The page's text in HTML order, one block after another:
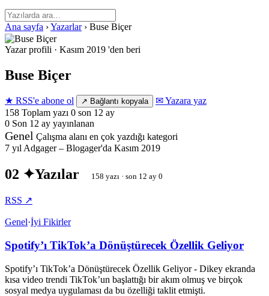
Ana sayfa ›Yazarlar › Buse Biçer
Yazar profili · Kasım 2019 'den beri
Buse Biçer
★ RSS'e abone ol ↗ Bağlantı kopyala
✉ Yazara yaz
158 Toplam yazı 0 son 12 ay
0 Son 12 ay yayınlanan
Genel Çalışma alanı en çok yazdığı kategori
7 yılAdgager – Blogager'da Kasım 2019
02 ✦Yazılar 158 yazı · son 12 ay 0
RSS ↗
Genel·İyi Fikirler
Spotify’ı TikTok’a Dönüştürecek Özellik Geliyor
Spotify’ı TikTok’a Dönüştürecek Özellik Geliyor - Dikey ekranda
kısa video trendi TikTok’un başlattığı bir akım olmuş ve birçok
sosyal medya uygulaması da bu özelliği taklit etmişti.